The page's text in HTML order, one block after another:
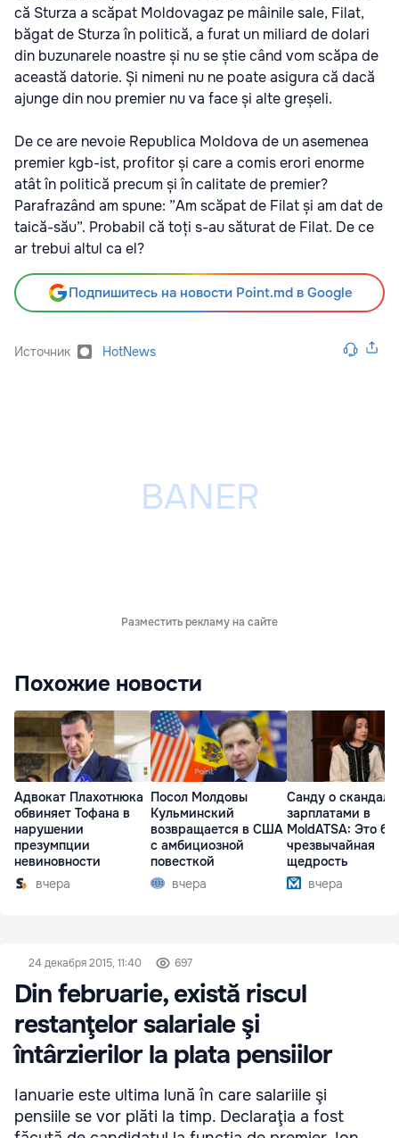
că Sturza a scăpat Moldovagaz pe mâinile sale, Filat,
băgat de Sturza în politică, a furat un miliard de dolari
din buzunarele noastre și nu se știe când vom scăpa de
această datorie. Și nimeni nu ne poate asigura că dacă
ajunge din nou premier nu va face și alte greșeli.
De ce are nevoie Republica Moldova de un asemenea
premier kgb-ist, profitor și care a comis erori enorme
atât în politică precum și în calitate de premier?
Parafrazând am spune: ”Am scăpat de Filat și am dat de
taică-său”. Probabil că toți s-au săturat de Filat. De ce
ar trebui altul ca el?
Подпишитесь на новости Point.md в Google
Источник HotNews
Разместить рекламу на сайте
Похожие новости
Адвокат Плахотнюка
обвиняет Тофана в
нарушении
презумпции
невиновности
вчера
Посол Молдовы
Кульминский
возвращается в США
с амбициозной
повесткой
вчера
Санду о
зарплатами в
MoldATSA: Это
чрезвычайная
щедрость
вчера
24 декабря 2015, 11:40 697
Din februarie, există riscul
restanţelor salariale şi
întârzierilor la plata pensiilor
Ianuarie este ultima lună în care salariile şi
pensiile se vor plăti la timp. Declaraţia a fost